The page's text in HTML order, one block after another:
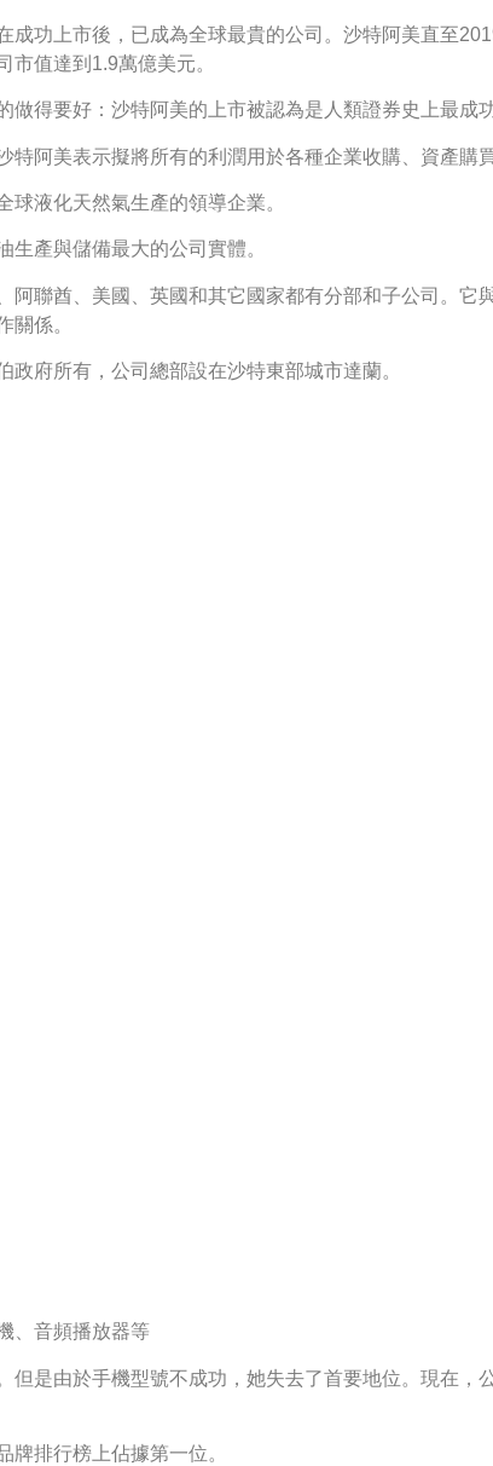
成功上市後，已成為全球最貴的公司。沙特阿美直至
市值達到1.9萬億美元。
做得要好：沙特阿美的上市被認為是人類證券史上最成功
特阿美表示擬將所有的利潤用於各種企業收購、資產購
液化天然氣生產的領導企業。
產與儲備最大的公司實體。
阿聯酋、美國、英國和其它國家都有分部和子公司。
關係。
政府所有，公司總部設在沙特東部城市達蘭。
、音頻播放器等
但是由於手機型號不成功，她失去了首要地位。現在
牌排行榜上佔據第一位。